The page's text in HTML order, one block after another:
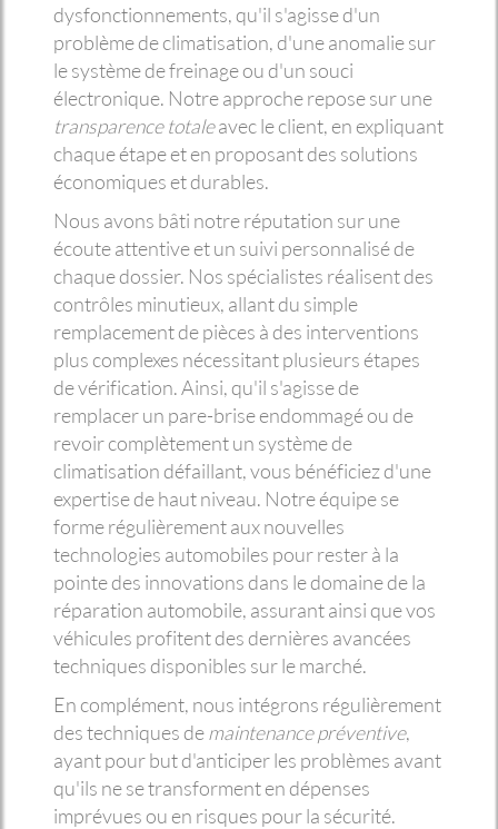
dysfonctionnements, qu'il s'agisse d'un
problème de climatisation, d'une anomalie sur
le système de freinage ou d'un souci
électronique. Notre approche repose sur une
transparence totaleavec le client, en expliquant
chaque étape et en proposant des solutions
économiques et durables.
Nous avons bâti notre réputation sur une
écoute attentive et un suivi personnalisé de
chaque dossier. Nos spécialistes réalisent des
contrôles minutieux, allant du simple
remplacement de pièces à des interventions
plus complexes nécessitant plusieurs étapes
de vérification. Ainsi, qu'il s'agisse de
remplacer un pare-brise endommagé ou de
revoir complètement un système de
climatisation défaillant, vous bénéficiez d'une
expertise de haut niveau. Notre équipe se
forme régulièrement aux nouvelles
technologies automobiles pour rester à la
pointe des innovations dans le domaine de la
réparation automobile, assurant ainsi que vos
véhicules profitent des dernières avancées
techniques disponibles sur le marché.
En complément, nous intégrons régulièrement
des techniques demaintenance préventive,
ayant pour but d'anticiper les problèmes avant
qu'ils ne se transforment en dépenses
imprévues ou en risques pour la sécurité.